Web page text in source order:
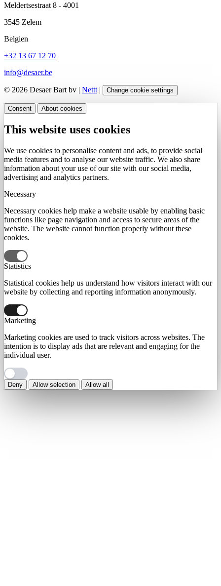
Meldertsestraat 8 - 4001
3545 Zelem
Belgien
+32 13 67 12 70
info@desaer.be
© 2026 Desaer Bart bv | Nettt | Change cookie settings
Consent About cookies
This website uses cookies
We use cookies to personalise content and ads, to provide social
media features and to analyse our website traffic. We also share
information about your use of our site with our social media,
advertising and analytics partners.
Necessary
Necessary cookies help make a website usable by enabling basic
functions like page navigation and access to secure areas of the
website. The website cannot function properly without these
cookies.
Statistics
Statistical cookies help us understand how visitors interact with our
website by collecting and reporting information anonymously.
Marketing
Marketing cookies are used to track visitors across websites. The
intention is to display ads that are relevant and engaging for the
individual user.
Deny Allow selection Allow all